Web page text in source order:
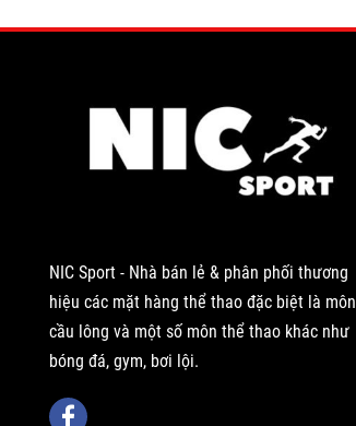
NIC Sport - Nhà bán lẻ & phân phối thương
hiệu các mặt hàng thể thao đặc biệt là môn
cầu lông và một số môn thể thao khác như
bóng đá, gym, bơi lội.